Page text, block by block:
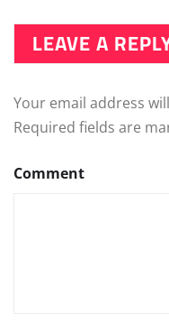
LEAVE A
Your email address
Required fields are
Comment